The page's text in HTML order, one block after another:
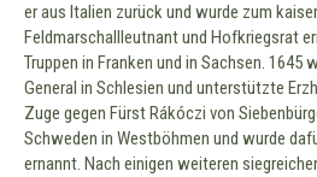
er aus Italien zurück und wurde zum
Feldmarschallleutnant und Hofkriegsrat
Truppen in Franken und in Sachsen. 1645
General in Schlesien und unterstützte
Zuge gegen Fürst Rákóczi von
Schweden in Westböhmen und wurde
ernannt. Nach einigen weiteren